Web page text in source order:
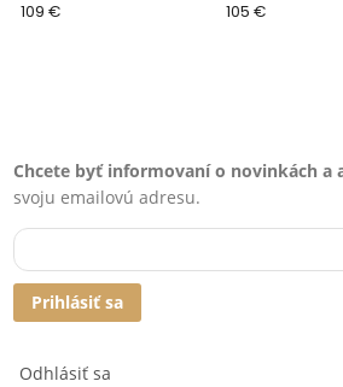
109 €
105 €
Chcete byť informovaní o novinkách a
svoju emailovú adresu.
Prihlásiť sa
Odhlásiť sa